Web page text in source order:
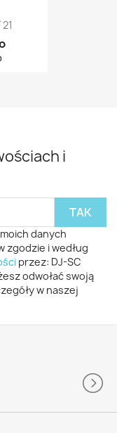
i
danych
zgodzie i według
przez: DJ-SC
odwołać swoją
w naszej